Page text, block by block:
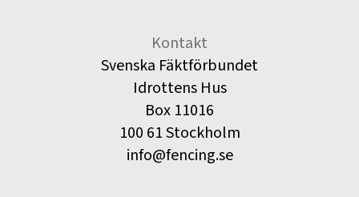
Kontakt
Svenska Fäktförbundet
Idrottens Hus
Box 11016
100 61 Stockholm
info@fencing.se